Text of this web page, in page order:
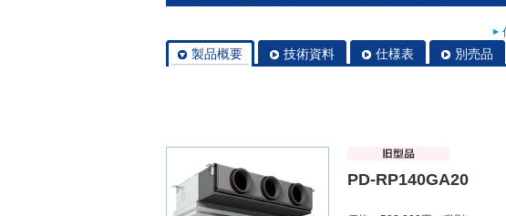
製品概要 技術資料 仕様表 別売品
PD-RP140GA20